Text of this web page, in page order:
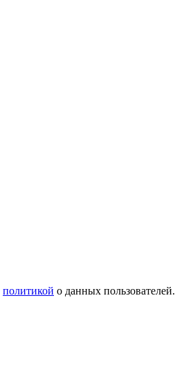
политикой о данных пользователей.